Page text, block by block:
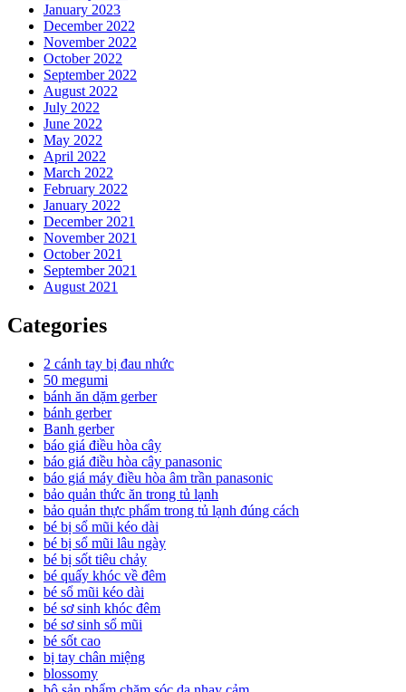
January 2023
December 2022
November 2022
October 2022
September 2022
August 2022
July 2022
June 2022
May 2022
April 2022
March 2022
February 2022
January 2022
December 2021
November 2021
October 2021
September 2021
August 2021
Categories
2 cánh tay bị đau nhức
50 megumi
bánh ăn dặm gerber
bánh gerber
Banh gerber
báo giá điều hòa cây
báo giá điều hòa cây panasonic
báo giá máy điều hòa âm trần panasonic
bảo quản thức ăn trong tủ lạnh
bảo quản thực phẩm trong tủ lạnh đúng cách
bé bị sổ mũi kéo dài
bé bị sổ mũi lâu ngày
bé bị sốt tiêu chảy
bé quấy khóc về đêm
bé sổ mũi kéo dài
bé sơ sinh khóc đêm
bé sơ sinh sổ mũi
bé sốt cao
bị tay chân miệng
blossomy